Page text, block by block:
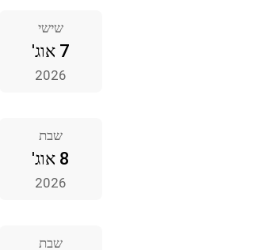
שישי
7 אוג'
2026
שבת
8 אוג'
2026
שבת